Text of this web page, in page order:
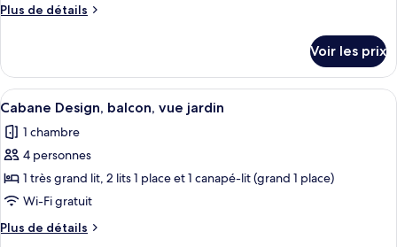
chambre :
balcon,
vue
jardin
Plus de détails
Plus
le
type
de
Cabane
Design,
vue
jardin
Voir les prix
Afficher
toutes
les
photos
pour
ce
type
de
Une structure moderne, de couleur
6
Cabane Design, balcon, vue jardin
1 chambre
4 personnes
1 très grand lit, 2 lits 1 place et 1 canapé-lit (grand 1 place)
Wi-Fi gratuit
Plus de détails
Plus